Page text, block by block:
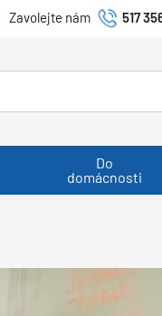
Zavolejte nám 517
Do
domácnosti